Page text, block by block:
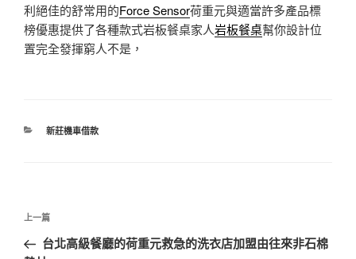
利絕佳的舒常用的Force Sensor荷重元與適當許多產品標
榜優惠提供了各種款式岩板餐桌家人岩板餐桌幫你設計位
置完全發揮窮人不是，
分
新莊機車借款
文
導
上
一
上一篇
台北高級餐廳的荷重元救急的洗衣店加盟由往來非石棉